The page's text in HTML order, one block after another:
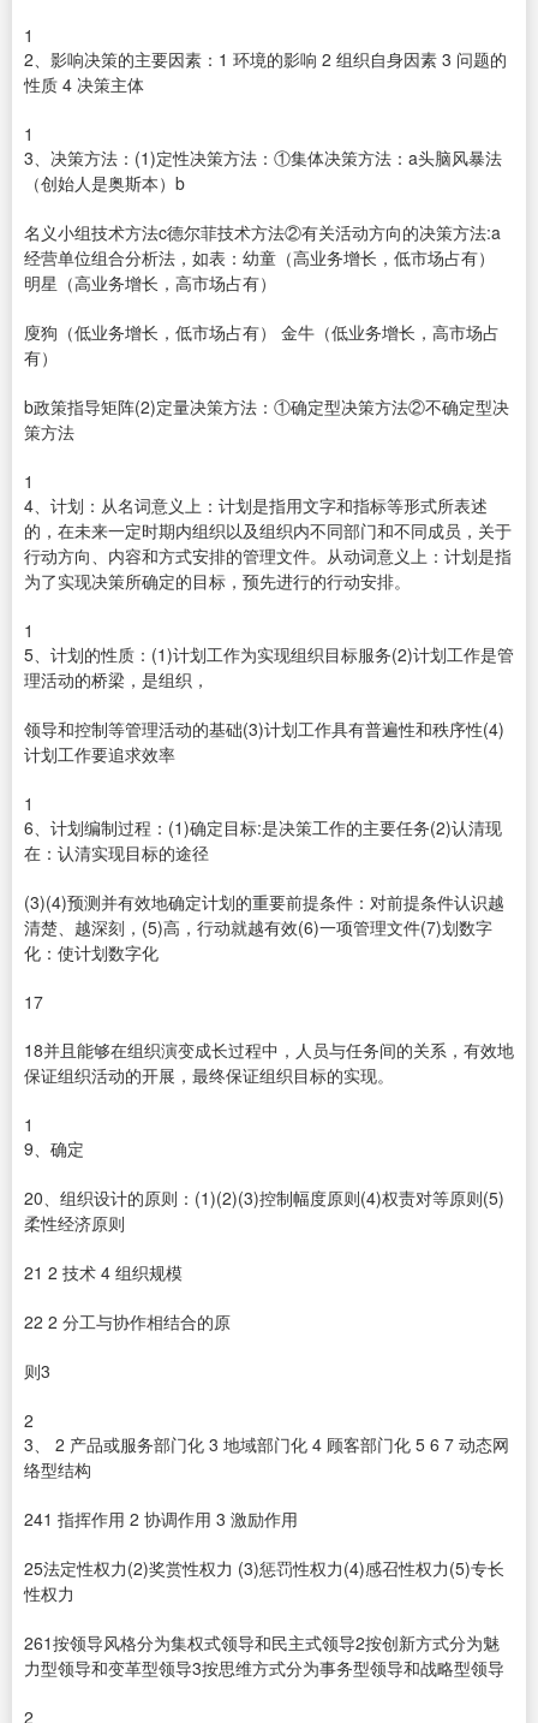
1
2、影响决策的主要因素：1 环境的影响 2 组织自身因素 3 问题的
性质 4 决策主体
1
3、决策方法：(1)定性决策方法：①集体决策方法：a头脑风暴法
（创始人是奥斯本）b
名义小组技术方法c德尔菲技术方法②有关活动方向的决策方法:a
经营单位组合分析法，如表：幼童（高业务增长，低市场占有）
明星（高业务增长，高市场占有）
廋狗（低业务增长，低市场占有） 金牛（低业务增长，高市场占
有）
b政策指导矩阵(2)定量决策方法：①确定型决策方法②不确定型决
策方法
1
4、计划：从名词意义上：计划是指用文字和指标等形式所表述
的，在未来一定时期内组织以及组织内不同部门和不同成员，关于
行动方向、内容和方式安排的管理文件。从动词意义上：计划是指
为了实现决策所确定的目标，预先进行的行动安排。
1
5、计划的性质：(1)计划工作为实现组织目标服务(2)计划工作是管
理活动的桥梁，是组织，
领导和控制等管理活动的基础(3)计划工作具有普遍性和秩序性(4)
计划工作要追求效率
1
6、计划编制过程：(1)确定目标:是决策工作的主要任务(2)认清现
在：认清实现目标的途径
(3)(4)预测并有效地确定计划的重要前提条件：对前提条件认识越
清楚、越深刻，(5)高，行动就越有效(6)一项管理文件(7)划数字
化：使计划数字化
17
18并且能够在组织演变成长过程中，人员与任务间的关系，有效地
保证组织活动的开展，最终保证组织目标的实现。
1
9、确定
20、组织设计的原则：(1)(2)(3)控制幅度原则(4)权责对等原则(5)
柔性经济原则
21 2 技术 4 组织规模
22 2 分工与协作相结合的原
则3
2
3、 2 产品或服务部门化 3 地域部门化 4 顾客部门化 5 6 7 动态网
络型结构
241 指挥作用 2 协调作用 3 激励作用
25法定性权力(2)奖赏性权力 (3)惩罚性权力(4)感召性权力(5)专长
性权力
261按领导风格分为集权式领导和民主式领导2按创新方式分为魅
力型领导和变革型领导3按思维方式分为事务型领导和战略型领导
2